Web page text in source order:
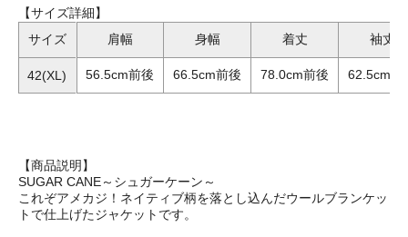
【サイズ詳細】
サイズ
肩幅 身幅 着丈 袖丈
42(XL) 56.5cm前後 66.5cm前後 78.0cm前後 62.5cm前
【商品説明】
SUGAR CANE～シュガーケーン～
これぞアメカジ！ネイティブ柄を落とし込んだウールブランケッ
トで仕上げたジャケットです。